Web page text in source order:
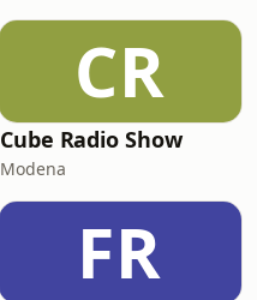
CR
Cube Radio Show
Modena
FR